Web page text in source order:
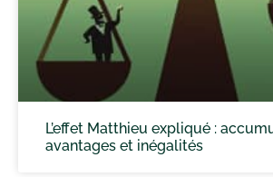
L’effet Matthieu expliqué :
avantages et inégalités